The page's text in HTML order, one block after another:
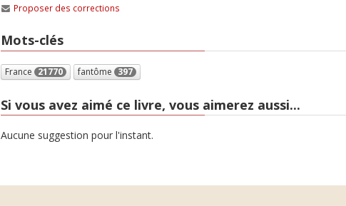
Proposer des corrections
Mots-clés
France 21770 fantôme 397
Si vous avez aimé ce livre, vous aimerez aussi...
Aucune suggestion pour l'instant.